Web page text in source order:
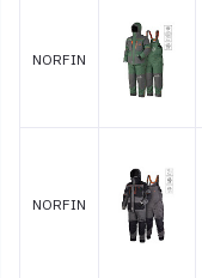
NORFIN
NORFIN